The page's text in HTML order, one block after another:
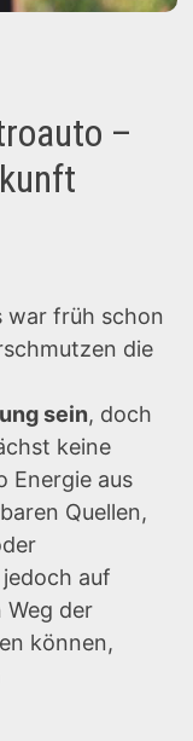
–
war früh schon
die
sein, doch
keine
Energie aus
Quellen,
auf
Weg der
können,